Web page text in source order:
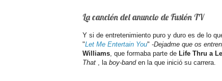
La canción del anuncio de Fusión TV
Y si de entretenimiento puro y duro es de lo
"Let Me Entertain You" -Dejadme que os
Williams, que formaba parte de Life Thru a
That , la boy-banden la que inició su carrera.